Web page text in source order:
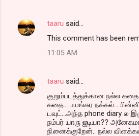
taaru said…
This comment has been
11:05 AM
taaru said…
குறும்படத்துக்கான நல்ல
கதை... பயங்கர
டவுட்...அந்த phone diary ல
நம்பர் யாரு ஐடியா??
நினைக்குறேன்.. நல்ல